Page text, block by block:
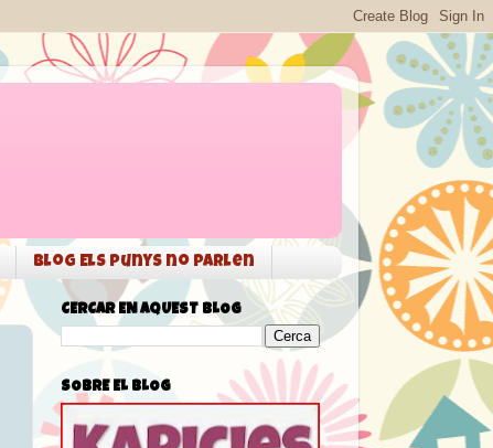
Blog Els punys no parlen
CERCAR EN AQUEST BLOG
SOBRE EL BLOG